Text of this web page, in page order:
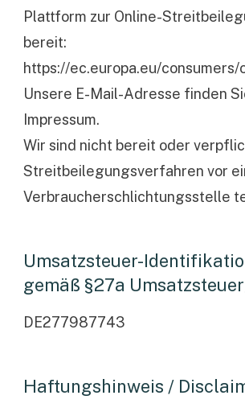
Plattform zur Online-
bereit:
https://ec.europa.eu/consumers/
Unsere E-Mail-Adresse finden
Impressum.
Wir sind nicht bereit oder
Streitbeilegungsverfahren vor
Verbraucherschlichtungsstelle
Umsatzsteuer-
gemäß §27a
DE277987743
Haftungshinweis /